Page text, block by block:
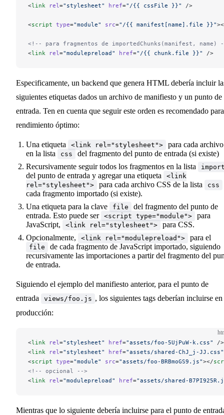
<link rel ="stylesheet" href="/{{ cssFile }}" />
<script type="module" src="/{{ manifest[name].file }}"
<!-- para fragmentos de importedChunks(manifest, name)
<link rel ="modulepreload" href="/{{ chunk.file }}" />
Especificamente, un backend que genera HTML debería incluir
siguientes etiquetas dados un archivo de manifiesto y un punto de
entrada. Ten en cuenta que seguir este orden es recomendado
rendimiento óptimo:
Una etiqueta <link rel="stylesheet">
para cada archivo
en la lista
css
del fragmento del punto de entrada (si existe)
Recursivamente seguir todos los fragmentos en la lista
del punto de entrada y agregar una etiqueta
<link
rel="stylesheet">
para cada archivo CSS de la lista css
cada fragmento importado (si existe).
Una etiqueta para la clave
file
del fragmento del punto de
entrada. Esto puede ser <script type="module">
para
JavaScript,
<link rel="stylesheet">
para CSS.
Opcionalmente,
<link rel="modulepreload"> para el
file
de cada fragmento de JavaScript importado, siguiendo
recursivamente las importaciones a partir del fragmento del
de entrada.
Siguiendo el ejemplo del manifiesto anterior, para el punto de
entrada
views/foo.js , los siguientes tags deberían incluirse en
producción:
<link rel ="stylesheet" href="assets/foo-5UjPuW-k.css"
/>
<link rel ="stylesheet" href="assets/shared-ChJ_j-JJ.css"
<script type="module" src="assets/foo-BRBmoGS9.js"></
<!-- opcional -->
<link rel ="modulepreload" href="assets/shared-
Mientras que lo siguiente debería incluirse para el punto de